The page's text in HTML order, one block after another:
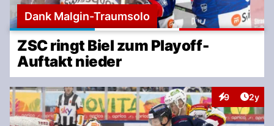
Dank Malgin-Traumsolo
ZSC ringt Biel zum Playoff-
Auftakt nieder
9
Interaktionen
2y